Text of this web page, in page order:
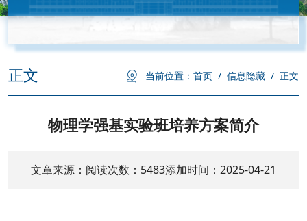
正文 当前位置： 首页 / 信息隐藏 / 正文
物理学强基实验班培养方案简介
文章来源： 阅读次数： 5483添加时间：2025-04-21